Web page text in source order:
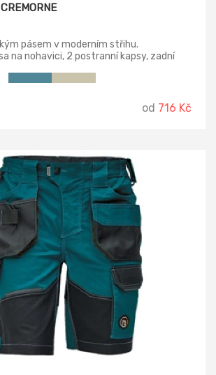
pásem v moderním střihu.
na nohavici, 2 postranní kapsy, zadní
od 716 Kč